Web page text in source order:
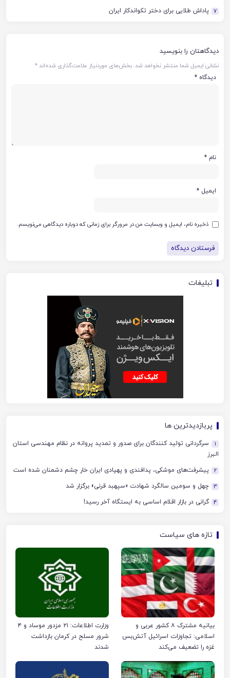
7 پاداش طلایی برای دختر تکواندکار ایران
دیدگاهتان را بنویسید
نشانی ایمیل شما منتشر نخواهد شد. بخش‌های موردنیاز علامت‌گذاری شده‌اند*
دیدگاه *
نام *
ایمیل *
ذخیره نام، ایمیل و وبسایت من در مرورگر برای زمانی که دوباره دیدگاهی می‌نویسم.
تبلیغات
پربازدیدترین ها
1
سرگردانی تولید کنندگان برای صدور و تمدید پروانه در نظام مهندسی استان
البرز
2 پیشرفت‌های موشکی، پدافندی و پهپادی ایران خار چشم دشمنان شده است
3 چهل‌ و سومین سالگرد شهادت «سپهبد قرنی» برگزار شد
4 گرانی در بازار اقلام اساسی به ایستگاه آخر رسید!
تازه های سیاست
بیانیه مشترک ۸ کشور عربی و
اسلامی: تجاوزات اسرائیل آتش‌بس
غزه را تضعیف می‌کند
وزارت اطلاعات: ۲۱ مزدور موساد و ۴
شرور مسلح در کرمان بازداشت
شدند